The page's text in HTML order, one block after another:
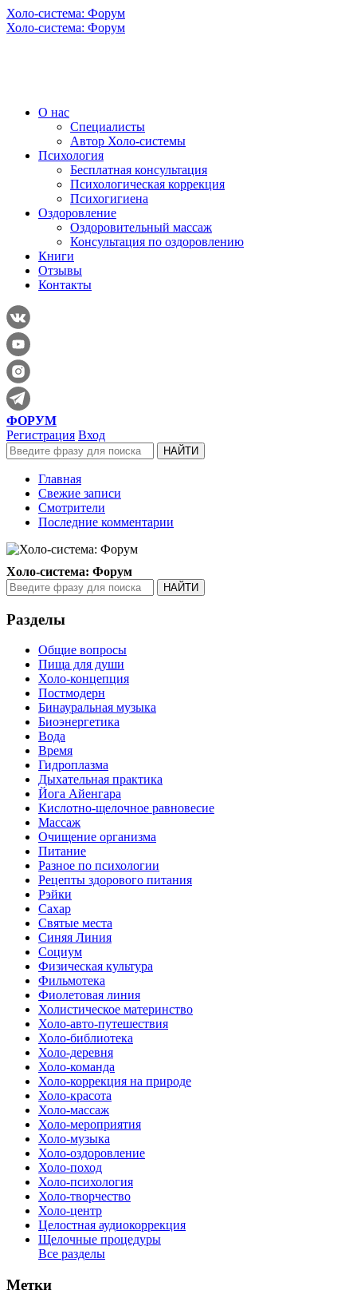
Холо-система: Форум
Холо-система: Форум
О нас
Специалисты
Автор Холо-системы
Психология
Бесплатная консультация
Психологическая коррекция
Психогигиена
Оздоровление
Оздоровительный массаж
Консультация по оздоровлению
Книги
Отзывы
Контакты
ФОРУМ
Регистрация Вход
Главная
Свежие записи
Смотрители
Последние комментарии
Холо-система: Форум
Разделы
Общие вопросы
Пища для души
Холо-концепция
Постмодерн
Бинауральная музыка
Биоэнергетика
Вода
Время
Гидроплазма
Дыхательная практика
Йога Айенгара
Кислотно-щелочное равновесие
Массаж
Очищение организма
Питание
Разное по психологии
Рецепты здорового питания
Рэйки
Сахар
Святые места
Синяя Линия
Социум
Физическая культура
Фильмотека
Фиолетовая линия
Холистическое материнство
Холо-авто-путешествия
Холо-библиотека
Холо-деревня
Холо-команда
Холо-коррекция на природе
Холо-красота
Холо-массаж
Холо-мероприятия
Холо-музыка
Холо-оздоровление
Холо-поход
Холо-психология
Холо-творчество
Холо-центр
Целостная аудиокоррекция
Щелочные процедуры
Все разделы
Метки